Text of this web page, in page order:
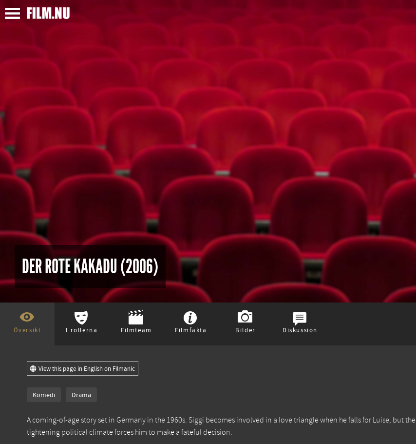
DER ROTE KAKADU (2006)
Översikt I rollerna Filmteam Filmfakta Bilder Diskussion
View this page in English on Filmanic
Komedi Drama
A coming-of-age story set in Germany in the 1960s. Siggi becomes involved in a love triangle when he falls for Luise, but the
tightening political climate forces him to make a fateful decision.